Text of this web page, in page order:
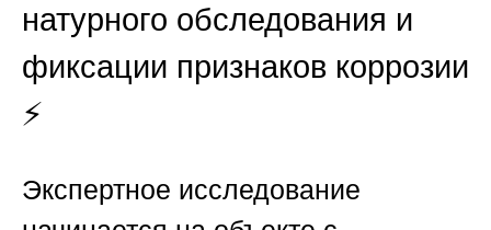
натурного обследования и
фиксации признаков коррозии
⚡
Экспертное исследование